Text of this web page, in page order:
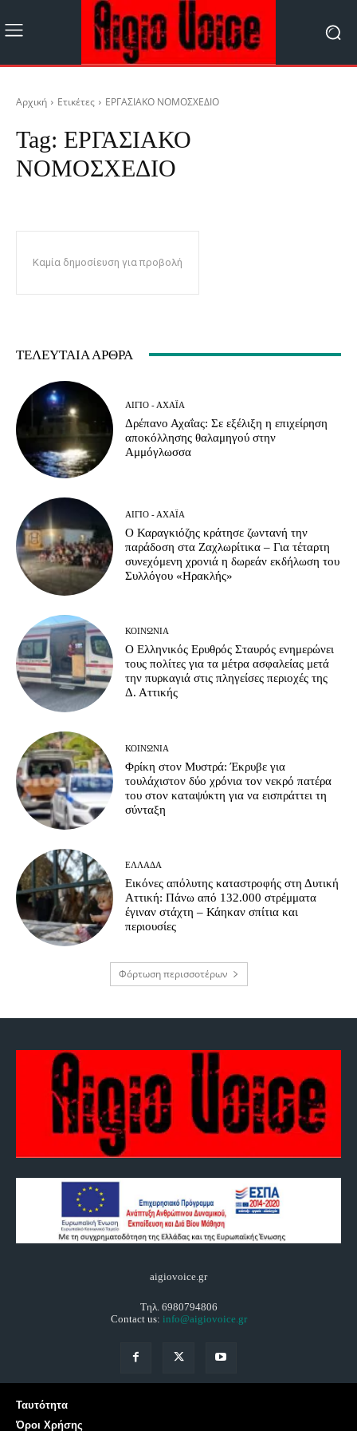
Αρχική Ετικέτες ΕΡΓΑΣΙΑΚΟ ΝΟΜΟΣΧΕΔΙΟ
Tag: ΕΡΓΑΣΙΑΚΟ
ΝΟΜΟΣΧΕΔΙΟ
Καμία δημοσίευση για προβολή
ΤΕΛΕΥΤΑΊΑ ΆΡΘΡΑ
ΑΊΓΙΟ - ΑΧΑΪ́Α
Δρέπανο Αχαΐας: Σε εξέλιξη η επιχείρηση
αποκόλλησης θαλαμηγού στην
Αμμόγλωσσα
ΑΊΓΙΟ - ΑΧΑΪ́Α
Ο Καραγκιόζης κράτησε ζωντανή την
παράδοση στα Ζαχλωρίτικα – Για τέταρτη
συνεχόμενη χρονιά η δωρεάν εκδήλωση του
Συλλόγου «Ηρακλής»
ΚΟΙΝΩΝΊΑ
Ο Ελληνικός Ερυθρός Σταυρός ενημερώνει
τους πολίτες για τα μέτρα ασφαλείας μετά
την πυρκαγιά στις πληγείσες περιοχές της
Δ. Αττικής
ΚΟΙΝΩΝΊΑ
Φρίκη στον Μυστρά: Έκρυβε για
τουλάχιστον δύο χρόνια τον νεκρό πατέρα
του στον καταψύκτη για να εισπράττει τη
σύνταξη
ΕΛΛΆΔΑ
Εικόνες απόλυτης καταστροφής στη Δυτική
Αττική: Πάνω από 132.000 στρέμματα
έγιναν στάχτη – Κάηκαν σπίτια και
περιουσίες
Φόρτωση περισσοτέρων
aigiovoice.gr
Τηλ. 6980794806
Contact us: info@aigiovoice.gr
Ταυτότητα
Όροι Χρήσης